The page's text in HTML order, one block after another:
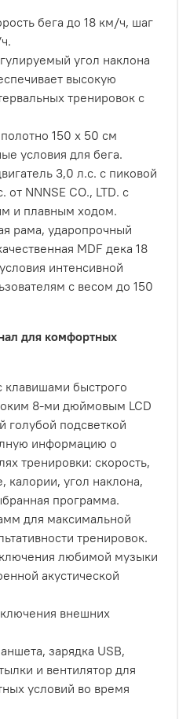
бега до 18 км/ч, шаг
угол наклона
высокую
тренировок с
150 х 50 см
условия для бега.
3,0 л.с. с пиковой
NNNSE CO., LTD. с
и плавным ходом.
рама, ударопрочный
MDF дека 18
интенсивной
с весом до 150
для комфортных
клавишами быстрого
8-ми дюймовым LCD
голубой подсветкой
информацию о
тренировки: скорость,
калории, угол наклона,
программа.
для максимальной
тренировок.
любимой музыки
акустической
внешних
зарядка USB,
и вентилятор для
условий во время